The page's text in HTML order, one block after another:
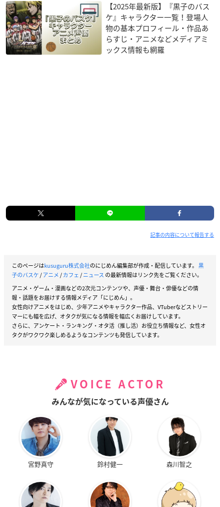
【2025年最新版】『黒子のバス
ケ』キャラクター一覧！登場人
物の基本プロフィール・作品あ
らすじ・アニメなどメディアミ
ックス情報も網羅
記事の内容について報告する
このページはkusuguru株式会社のにじめん編集部が作成・配信しています。 黒
子のバスケ/アニメ/カフェ/ニュース の最新情報はリンク先をご覧ください。
アニメ・ゲーム・漫画などの2次元コンテンツや、声優・舞台・俳優などの情
報・話題をお届けする情報メディア「にじめん」。
女性向けアニメをはじめ、少年アニメやキャラクター作品、VTuberなどストリー
マーにも幅を広げ、オタクが気になる情報を幅広くお届けしています。
さらに、アンケート・ランキング・オタ活（推し活）お役立ち情報など、女性オ
タクがワクワク楽しめるようなコンテンツも発信しています。
VOICE ACTOR
みんなが気になっている声優さん
宮野真守 鈴村健一 森川智之